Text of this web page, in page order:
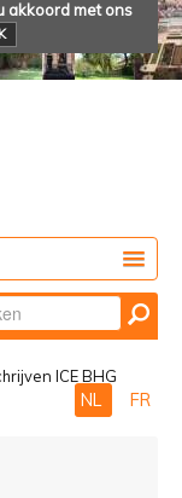
akkoord met ons
ICE BHG
NL FR